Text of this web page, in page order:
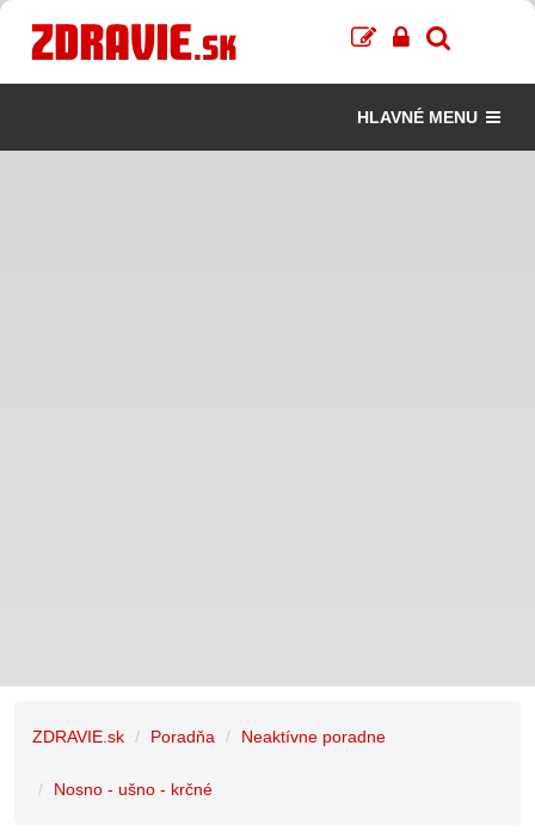
HLAVNÉ MENU
ZDRAVIE.sk Poradňa Neaktívne poradne
Nosno - ušno - krčné